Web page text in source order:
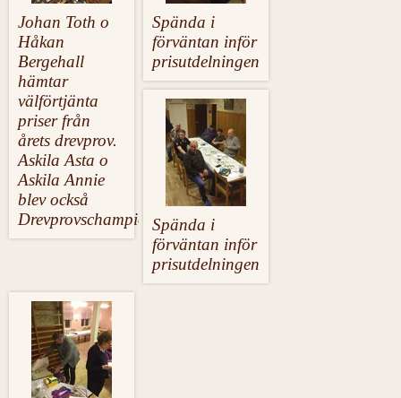
Johan Toth o
Håkan
Bergehall
hämtar
välförtjänta
priser från
årets drevprov.
Askila Asta o
Askila Annie
blev också
Drevprovschampion.
Spända i
förväntan inför
prisutdelningen
Spända i
förväntan inför
prisutdelningen